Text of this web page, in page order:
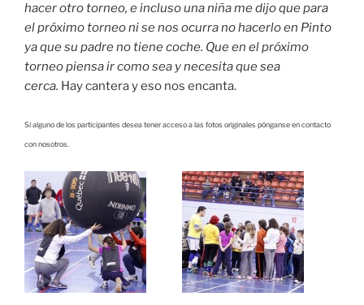
hacer otro torneo, e incluso una niña me dijo que para
el próximo torneo ni se nos ocurra no hacerlo en Pinto
ya que su padre no tiene coche. Que en el próximo
torneo piensa ir como sea y necesita que sea
cerca. Hay cantera y eso nos encanta.
Si alguno de los participantes desea tener acceso a las fotos originales pónganse en contacto
con nosotros.